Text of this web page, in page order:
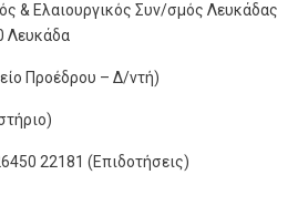
& Ελαιουργικός Συν/σμός Λευκάδας
Λευκάδα
Προέδρου – Δ/ντή)
22181 (Επιδοτήσεις)